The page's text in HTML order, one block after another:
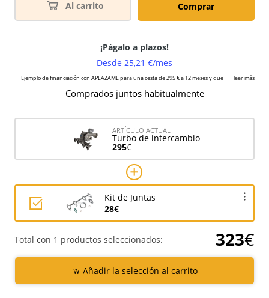
Al carrito Comprar
Comprados juntos habitualmente
ARTÍCULO ACTUAL
Turbo de intercambio
295€
Kit de Juntas
28€
Total con 1 productos seleccionados: 323€
Añadir la selección al carrito